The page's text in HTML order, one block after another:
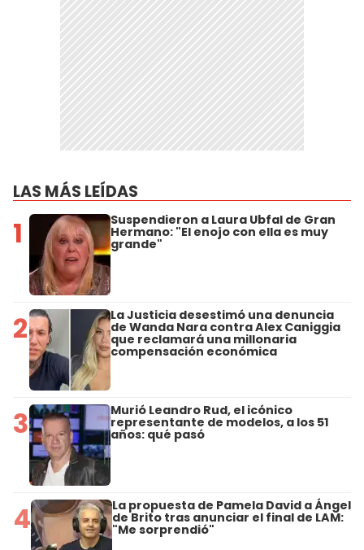
LAS MÁS LEÍDAS
1 Suspendieron a Laura Ubfal de Gran
Hermano: "El enojo con ella es muy
grande"
2 La Justicia desestimó una denuncia
de Wanda Nara contra Alex Caniggia
que reclamará una millonaria
compensación económica
3 Murió Leandro Rud, el icónico
representante de modelos, a los 51
años: qué pasó
4 La propuesta de Pamela David a Ángel
de Brito tras anunciar el final de LAM:
"Me sorprendió"